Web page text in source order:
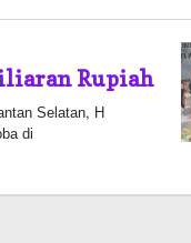
Pimred
Rupiah
Selatan, H
di